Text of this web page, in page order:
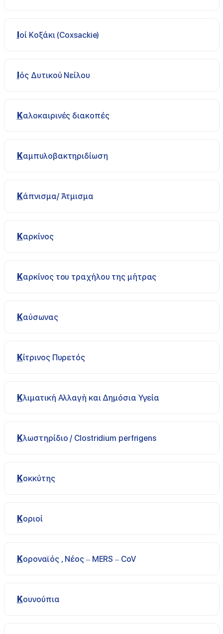
Ιοί Κοξάκι (Coxsackie)
Ιός Δυτικού Νείλου
Καλοκαιρινές διακοπές
Καμπυλοβακτηριδίωση
Κάπνισμα/ Άτμισμα
Καρκίνος
Καρκίνος του τραχήλου της μήτρας
Καύσωνας
Κίτρινος Πυρετός
Κλιματική Αλλαγή και Δημόσια Υγεία
Κλωστηρίδιο / Clostridium perfrigens
Κοκκύτης
Κοριοί
Κοροναϊός , Νέος – MERS – CoV
Κουνούπια